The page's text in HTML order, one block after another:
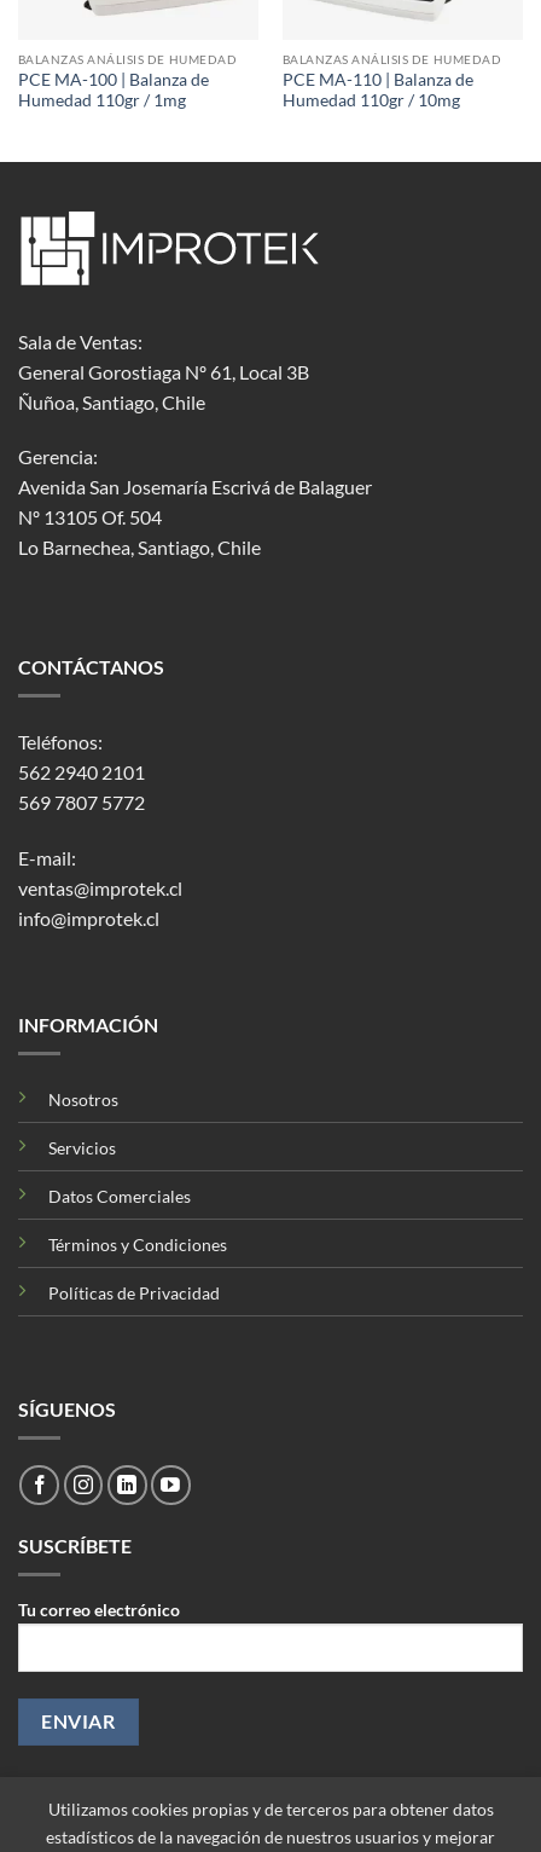
BALANZAS ANÁLISIS DE HUMEDAD
PCE MA-100 | Balanza de
Humedad 110gr / 1mg
BALANZAS ANÁLISIS DE HUMEDAD
PCE MA-110 | Balanza de
Humedad 110gr / 10mg
Sala de Ventas:
General Gorostiaga Nº 61, Local 3B
Ñuñoa, Santiago, Chile
Gerencia:
Avenida San Josemaría Escrivá de Balaguer
Nº 13105 Of. 504
Lo Barnechea, Santiago, Chile
CONTÁCTANOS
Teléfonos:
562 2940 2101
569 7807 5772
E-mail:
ventas@improtek.cl
info@improtek.cl
INFORMACIÓN
Nosotros
Servicios
Datos Comerciales
Términos y Condiciones
Políticas de Privacidad
SÍGUENOS
SUSCRÍBETE
Tu correo electrónico
Utilizamos cookies propias y de terceros para obtener datos
estadísticos de la navegación de nuestros usuarios y mejorar